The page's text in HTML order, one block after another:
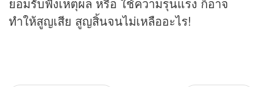
ทำให้สูญเสีย สูญสิ้นจนไม่เหลืออะไร!